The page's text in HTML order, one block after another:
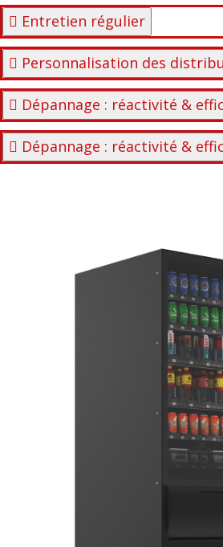
Entretien régulier
Personnalisation des
Dépannage : réactivité &
Dépannage : réactivité &